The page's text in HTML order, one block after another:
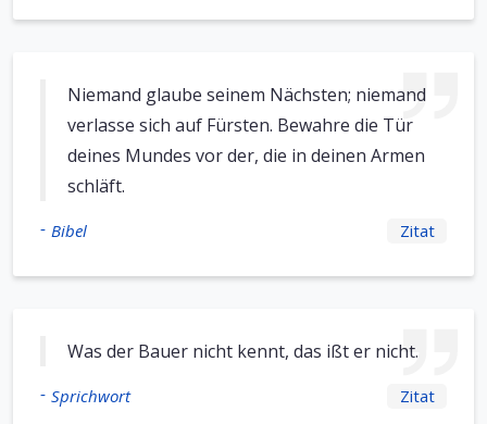
Niemand glaube seinem Nächsten; niemand
verlasse sich auf Fürsten. Bewahre die Tür
deines Mundes vor der, die in deinen Armen
schläft.
- Bibel Zitat
Was der Bauer nicht kennt, das ißt er nicht.
- Sprichwort Zitat